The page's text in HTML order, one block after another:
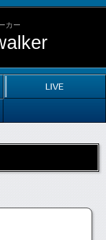
カー
LIVE